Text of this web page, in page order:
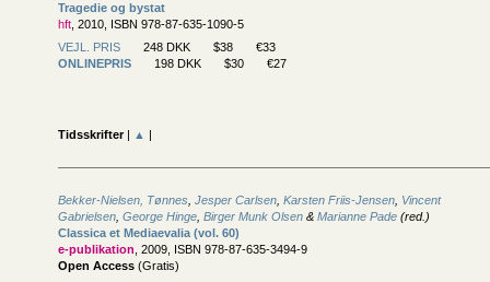
Tragedie og bystat
hft , 2010, ISBN 978-87-635-1090-5
VEJL. PRIS
248 DKK $38
€33
ONLINEPRIS
198 DKK $30 €27
Tidsskrifter| ▲ |
Bekker-Nielsen, Tønnes Jesper Carlsen Karsten Friis-Jensen Vincent
Gabrielsen George Hinge Birger Munk Olsen & Marianne Pade (red.)
Classica et Mediaevalia (vol. 60)
e-publikation , 2009, ISBN 978-87-635-3494-9
Open Access (Gratis)